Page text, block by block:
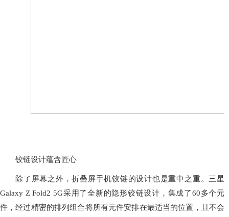
铰链设计蕴含匠心
除了屏幕之外，折叠屏手机铰链的设计也是重中之重。三星
Galaxy Z Fold2 5G采用了全新的隐形铰链设计，集成了60多个元
件，经过精密的排列组合将所有元件安排在最适当的位置，且不会